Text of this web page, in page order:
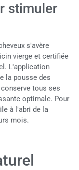
stimuler
s'avère
vierge et certifiée
L'application
la pousse des
tous ses
optimale. Pour
à l'abri de la
mois.